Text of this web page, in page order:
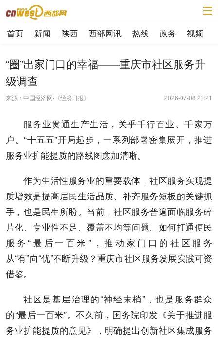
首页 新闻 陕西 西部网讯 热线 政务 视频
“圈”出家门口的幸福——重庆市社区服务升
级调查
来源：中国经济网-《经济日报》 2026-07-08 21:21
服务业贯通生产生活，关乎千行百业、千家万
户。“十五五”开局起步，一系列部署密集展开，推进
服务业扩能提质的路线图愈加清晰。
作为生活性服务业的重要载体，社区服务实现提
质增效是提高居民生活品质、补齐服务短板的关键抓
手，也是民生所盼。当前，社区服务普遍面临服务碎
片化、专业性不足、覆盖不均等问题。如何打通便民
服务“最后一百米”，推动家门口的社区服务
从“有”向“优”不断升级？重庆市社区服务发展实践可资
借鉴。
社区是基层治理的“神经末梢”，也是服务群众
的“最后一百米”。不久前，国务院印发《关于推进服
务业扩能提质的意见》，明确提出创新社区集成服务